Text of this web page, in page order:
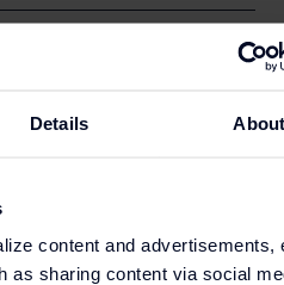
Details About
content and advertisements,
as sharing content via social